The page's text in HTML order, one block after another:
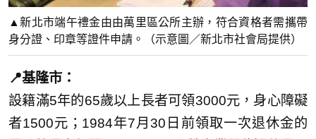
▲新北市端午禮金由由萬里區公所主辦，符合資格者需攜帶
身分證、印章等證件申請。（示意圖／新北市社會局提供）
📍基隆市：
設籍滿5年的65歲以上長者可領3000元，身心障礙
者1500元；1984年7月30日前領取一次退休金的